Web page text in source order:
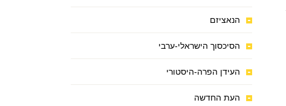
הנאציזם
הסיכסוך הישראלי-ערבי
העידן הפרה-היסטורי
העת החדשה